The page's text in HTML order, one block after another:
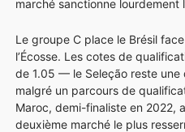
marché sanctionne lourdement
Le groupe C place le Brésil
l’Écosse. Les cotes de
de 1.05 — le Seleção reste
malgré un parcours de
Maroc, demi-finaliste en 2022,
deuxième marché le plus